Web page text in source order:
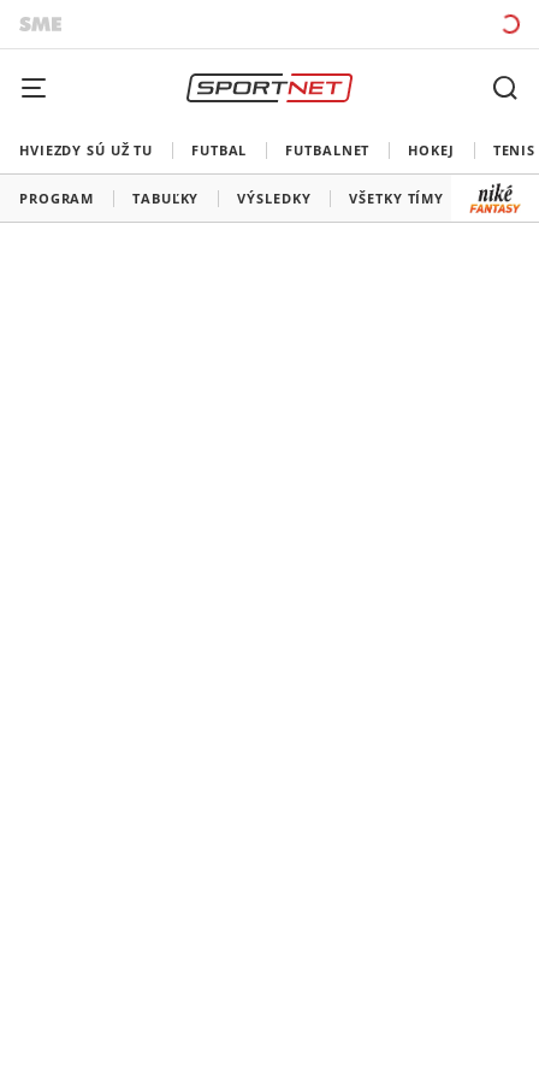
HVIEZDY SÚ UŽ TU FUTBAL FUTBALNET HOKEJ TENIS
PROGRAM TABUĽKY VÝSLEDKY VŠETKY TÍMY